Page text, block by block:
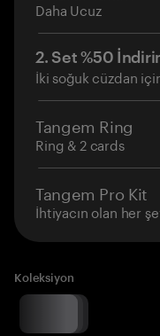
Daha Ucuz
2. Set %50
İki soğuk cüzdan
Tangem Ring
Ring & 2 cards
Tangem Pro Kit
İhtiyacın olan her
Koleksiyon